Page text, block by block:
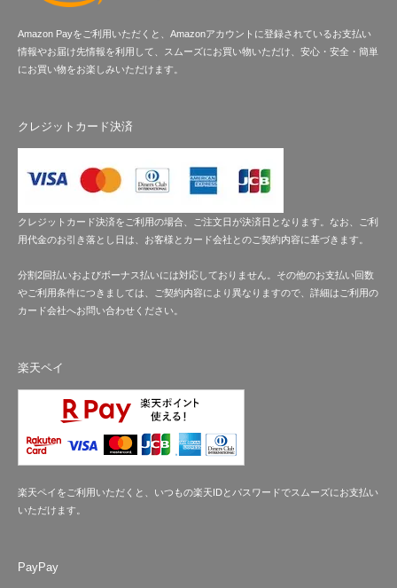
Amazon Payをご利用いただくと、Amazonアカウントに登録されているお支払い
情報やお届け先情報を利用して、スムーズにお買い物いただけ、安心・安全・簡単
にお買い物をお楽しみいただけます。
クレジットカード決済
クレジットカード決済をご利用の場合、ご注文日が決済日となります。なお、ご利
用代金のお引き落とし日は、お客様とカード会社とのご契約内容に基づきます。
分割2回払いおよびボーナス払いには対応しておりません。その他のお支払い回数
やご利用条件につきましては、ご契約内容により異なりますので、詳細はご利用の
カード会社へお問い合わせください。
楽天ペイ
楽天ペイをご利用いただくと、いつもの楽天IDとパスワードでスムーズにお支払い
いただけます。
PayPay